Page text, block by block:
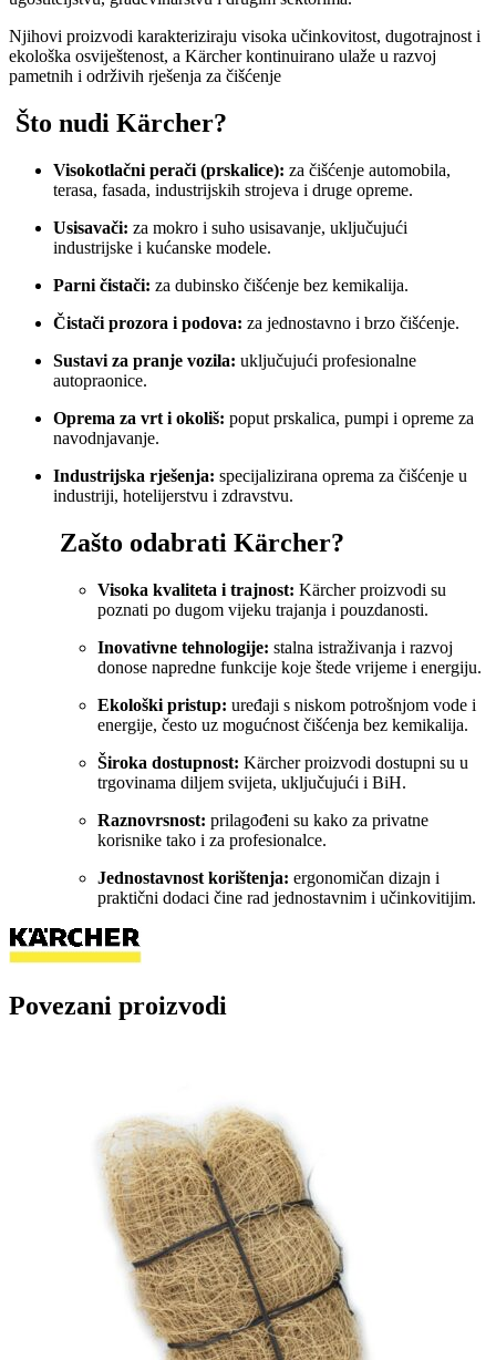
Njihovi proizvodi karakteriziraju visoka učinkovitost, dugotrajnost i
ekološka osviještenost, a Kärcher kontinuirano ulaže u razvoj
pametnih i održivih rješenja za čišćenje
Što nudi Kärcher?
Visokotlačni perači (prskalice): za čišćenje automobila,
terasa, fasada, industrijskih strojeva i druge opreme.
Usisavači: za mokro i suho usisavanje, uključujući
industrijske i kućanske modele.
Parni čistači: za dubinsko čišćenje bez kemikalija.
Čistači prozora i podova: za jednostavno i brzo čišćenje.
Sustavi za pranje vozila: uključujući profesionalne
autopraonice.
Oprema za vrt i okoliš: poput prskalica, pumpi i opreme za
navodnjavanje.
Industrijska rješenja: specijalizirana oprema za čišćenje u
industriji, hotelijerstvu i zdravstvu.
Zašto odabrati Kärcher?
Visoka kvaliteta i trajnost: Kärcher proizvodi su
poznati po dugom vijeku trajanja i pouzdanosti.
Inovativne tehnologije: stalna istraživanja i razvoj
donose napredne funkcije koje štede vrijeme i energiju.
Ekološki pristup: uređaji s niskom potrošnjom vode i
energije, često uz mogućnost čišćenja bez kemikalija.
Široka dostupnost: Kärcher proizvodi dostupni su u
trgovinama diljem svijeta, uključujući i BiH.
Raznovrsnost: prilagođeni su kako za privatne
korisnike tako i za profesionalce.
Jednostavnost korištenja: ergonomičan dizajn i
praktični dodaci čine rad jednostavnim i učinkovitijim.
Povezani proizvodi